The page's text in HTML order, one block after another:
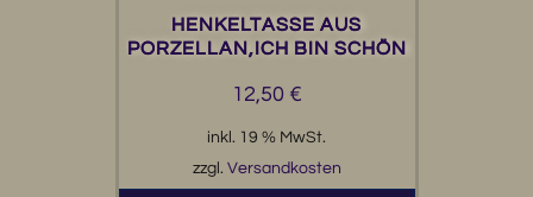
HENKELTASSE AUS
PORZELLAN,ICH BIN SCHÖN
12,50 €
inkl. 19 % MwSt.
zzgl. Versandkosten